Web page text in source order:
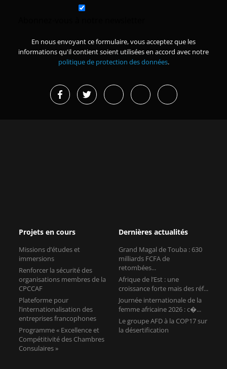
En nous envoyant ce formulaire, vous acceptez que les
informations qu'il contient soient utilisées en accord avec notre
politique de protection des données.
Projets en cours
Missions d’études et
immersions
Renforcer la sécurité des
organisations membres de la
CPCCAF
Plateforme pour
l’internationalisation des
entreprises francophones
Programme « Excellence et
Compétitivité des Chambres
Consulaires »
Dernières actualités
Grand Magal de Touba : 630
milliards FCFA de
retombées...
Afrique de l’Est : une
croissance forte mais des réf...
Journée internationale de la
femme africaine 2026 : c�...
Le groupe AFD à la COP17 sur
la désertification